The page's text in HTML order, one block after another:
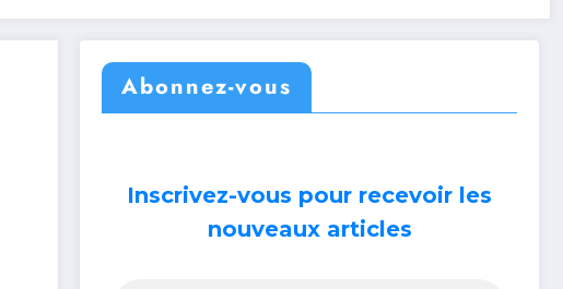
Abonnez-vous
Inscrivez-vous pour recevoir les
nouveaux articles